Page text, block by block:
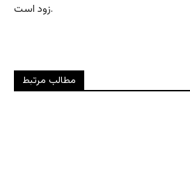
زود است.
مطالب مرتبط